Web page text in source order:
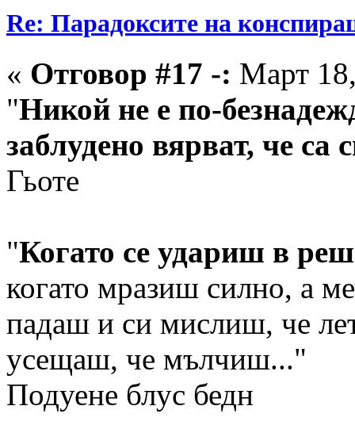
Re: Парадоксите на
« Отговор #17 -: Март
"Никой не е по-
заблудено вярват, че са
Гьоте
"Когато се удариш в
когато мразиш силно, а
падаш и си мислиш, че
усещаш, че мълчиш..."
Подуене блус бедн